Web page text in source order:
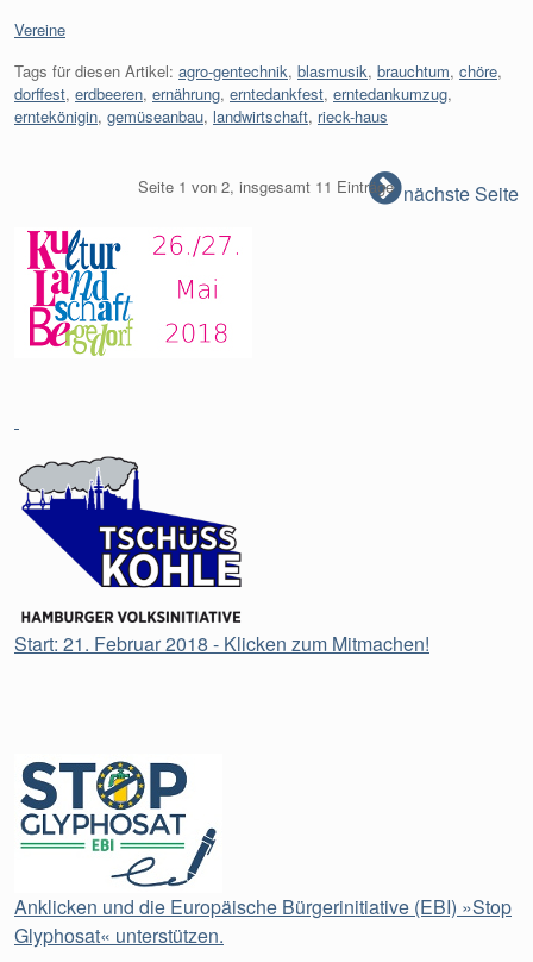
Kategorien:
Vereine
Tags für diesen Artikel: agro-gentechnik, blasmusik, brauchtum, chöre,
dorffest, erdbeeren, ernährung, erntedankfest, erntedankumzug,
erntekönigin, gemüseanbau, landwirtschaft, rieck-haus
Seite 1 von 2, insgesamt 11 Einträge nächste Seite
Start: 21. Februar 2018 - Klicken zum Mitmachen!
Anklicken und die Europäische Bürgerinitiative (EBI) »Stop
Glyphosat« unterstützen.